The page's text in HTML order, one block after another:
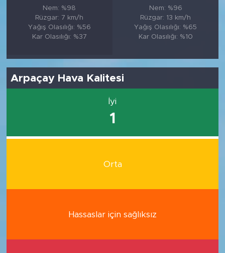
Nem: %98
Rüzgar: 7 km/h
Yağış Olasılığı: %56
Kar Olasılığı: %37
Nem: %96
Rüzgar: 13 km/h
Yağış Olasılığı: %65
Kar Olasılığı: %10
Arpaçay Hava Kalitesi
İyi
1
Orta
Hassaslar için sağlıksız